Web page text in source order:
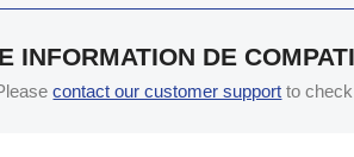
INFORMATION DE
contact our customer support to